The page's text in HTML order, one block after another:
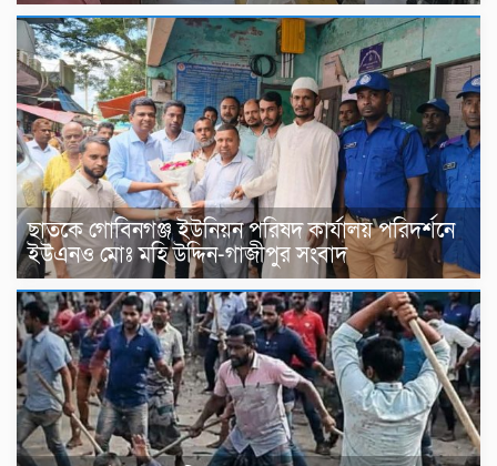
ছাতকে গোবিনগঞ্জ ইউনিয়ন পরিষদ কার্যালয় পরিদর্শনে
ইউএনও মোঃ মহি উদ্দিন-গাজীপুর সংবাদ